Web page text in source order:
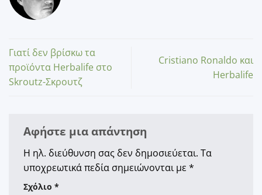
Γιατί δεν βρίσκω τα
προϊόντα Herbalife στο
Skroutz-Σκρουτζ
Cristiano Ronaldo και
Herbalife
Αφήστε μια απάντηση
Η ηλ. διεύθυνση σας δεν δημοσιεύεται. Τα
υποχρεωτικά πεδία σημειώνονται με *
Σχόλιο *